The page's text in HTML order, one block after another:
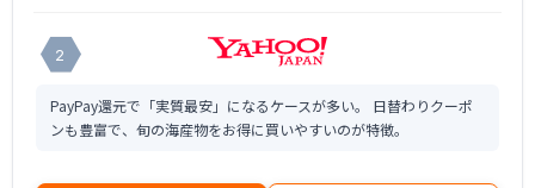
2
PayPay還元で「実質最安」になるケースが多い。 日替わりクーポ
ンも豊富で、旬の海産物をお得に買いやすいのが特徴。